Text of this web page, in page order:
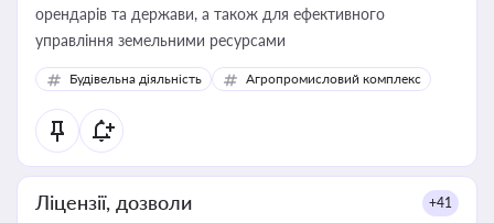
орендарів та держави, а також для ефективного
управління земельними ресурсами
Будівельна діяльність Агропромисловий комплекс
Ліцензії, дозволи +41